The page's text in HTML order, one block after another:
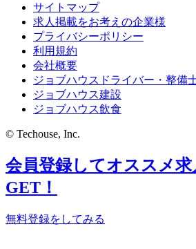
サイトマップ
求人掲載をお考えの企業様
プライバシーポリシー
利用規約
会社概要
ジョブハウスドライバー・整備
ジョブハウス建設
ジョブハウス飲食
© Techouse, Inc.
会員登録してオススメ求
GET！
無料登録をしてみる